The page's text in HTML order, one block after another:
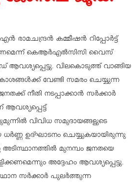
രാമചന്ദ്രൻ കമ്മീഷൻ റിപ്പോർട്ട്
കെആർഎൽസിസി വൈസ്
വിലകൊടുത്ത് വാങ്ങിയ
വേണ്ടി സമരം ചെയ്യുന്ന
നീതി നടപ്പാക്കാൻ സർക്കാർ
ആവശ്യപ്പെട്ട്
വിവിധ സമുദായങ്ങളുടെ
ധർണ്ണ ഉദ്ഘാടനം ചെയ്യുകയായിരുന്നു
അടിസ്ഥാനത്തിൽ മുനമ്പം ജനതയെ
അദ്ദേഹം ആവശ്യപ്പെട്ടു.
സർക്കാർ പുലർത്തുന്ന